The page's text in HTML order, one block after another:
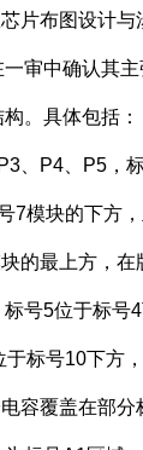
布图设计与
中确认其主
。具体包括
、P4、P5，
7模块的下方
的最上方，
号5位于标号
于标号10下方
容覆盖在部